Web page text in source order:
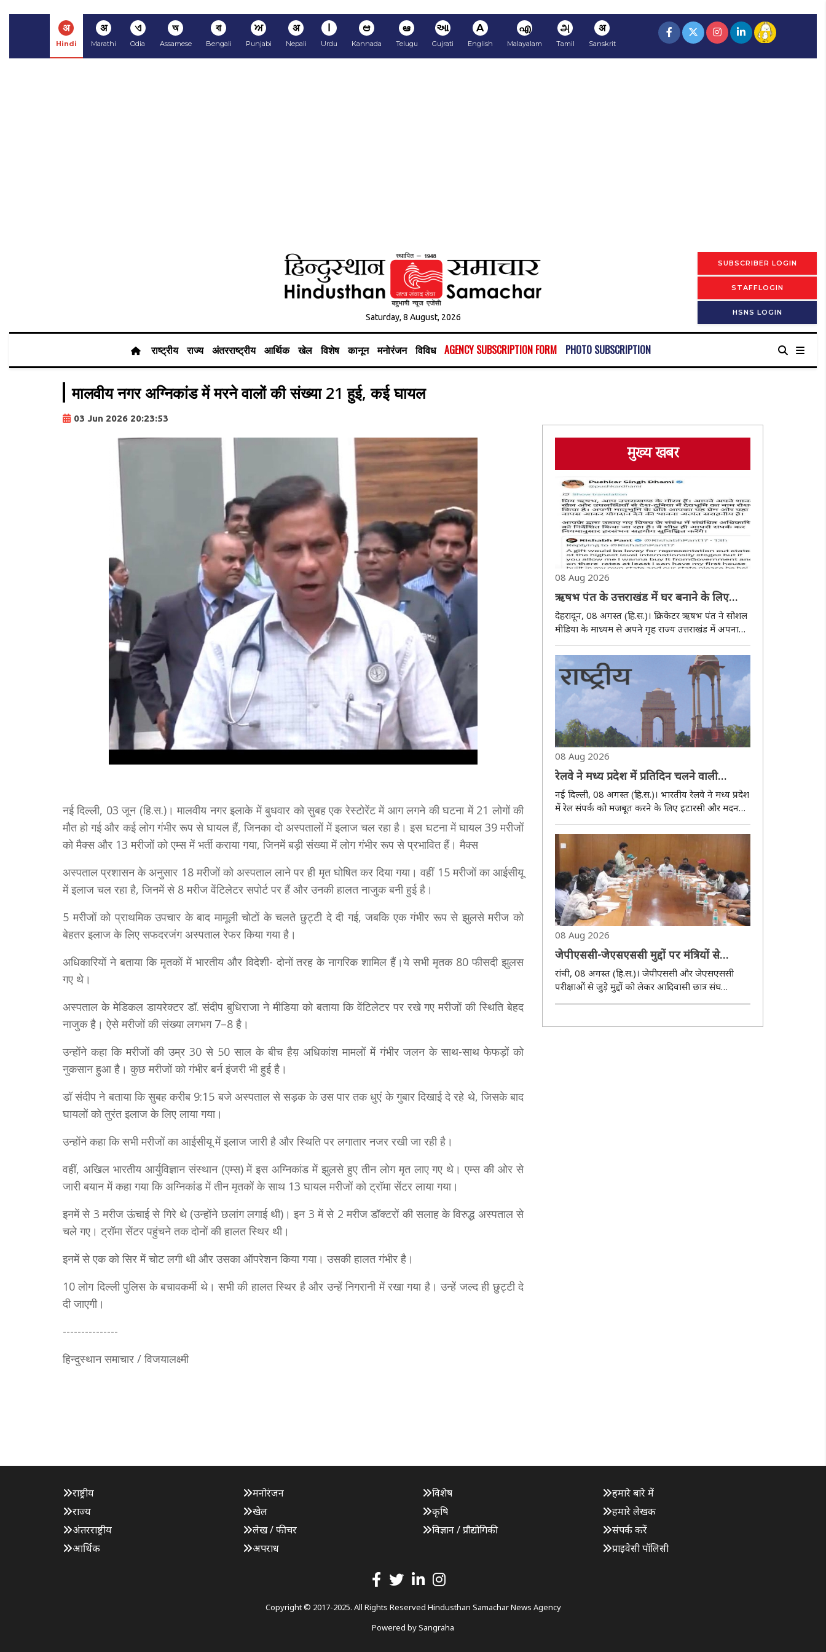
अ
Hindi
अ
Marathi
ଏ
Odia
অ
Assamese
বা
Bengali
ਅ
Punjabi
अ
Nepali
ا
Urdu
ಆ
Kannada
ఆ
Telugu
આ
Gujrati
A
English
എ
Malayalam
அ
Tamil
अ
Sanskrit
Saturday, 8 August, 2026
SUBSCRIBER LOGIN
STAFFLOGIN
HSNS LOGIN
राष्ट्रीय राज्य अंतरराष्ट्रीय आर्थिक खेल विशेष कानून मनोरंजन विविध AGENCY SUBSCRIPTION FORM PHOTO SUBSCRIPTION
मालवीय नगर अग्निकांड में मरने वालों की संख्या 21 हुई, कई घायल
03 Jun 2026 20:23:53
नई दिल्ली, 03 जून (हि.स.)। मालवीय नगर इलाके में बुधवार को सुबह एक रेस्टोरेंट में आग लगने की घटना में 21 लोगों की
मौत हो गई और कई लोग गंभीर रूप से घायल हैं, जिनका दो अस्पतालों में इलाज चल रहा है। इस घटना में घायल 39 मरीजों
को मैक्स और 13 मरीजों को एम्स में भर्ती कराया गया, जिनमें बड़ी संख्या में लोग गंभीर रूप से प्रभावित हैं। मैक्स
अस्पताल प्रशासन के अनुसार 18 मरीजों को अस्पताल लाने पर ही मृत घोषित कर दिया गया। वहीं 15 मरीजों का आईसीयू
में इलाज चल रहा है, जिनमें से 8 मरीज वेंटिलेटर सपोर्ट पर हैं और उनकी हालत नाजुक बनी हुई है।
5 मरीजों को प्राथमिक उपचार के बाद मामूली चोटों के चलते छुट्टी दे दी गई, जबकि एक गंभीर रूप से झुलसे मरीज को
बेहतर इलाज के लिए सफदरजंग अस्पताल रेफर किया गया है।
अधिकारियों ने बताया कि मृतकों में भारतीय और विदेशी- दोनों तरह के नागरिक शामिल हैं।ये सभी मृतक 80 फीसदी झुलस
गए थे।
अस्पताल के मेडिकल डायरेक्टर डॉ. संदीप बुधिराजा ने मीडिया को बताया कि वेंटिलेटर पर रखे गए मरीजों की स्थिति बेहद
नाजुक है। ऐसे मरीजों की संख्या लगभग 7–8 है।
उन्होंने कहा कि मरीजों की उम्र 30 से 50 साल के बीच हैय़ अधिकांश मामलों में गंभीर जलन के साथ-साथ फेफड़ों को
नुकसान हुआ है। कुछ मरीजों को गंभीर बर्न इंजरी भी हुई है।
डॉ संदीप ने बताया कि सुबह करीब 9:15 बजे अस्पताल से सड़क के उस पार तक धुएं के गुबार दिखाई दे रहे थे, जिसके बाद
घायलों को तुरंत इलाज के लिए लाया गया।
उन्होंने कहा कि सभी मरीजों का आईसीयू में इलाज जारी है और स्थिति पर लगातार नजर रखी जा रही है।
वहीं, अखिल भारतीय आर्युविज्ञान संस्थान (एम्स) में इस अग्निकांड में झुलसे हुए तीन लोग मृत लाए गए थे। एम्स की ओर से
जारी बयान में कहा गया कि अग्निकांड में तीन मृतकों के साथ 13 घायल मरीजों को ट्रॉमा सेंटर लाया गया।
इनमें से 3 मरीज ऊंचाई से गिरे थे (उन्होंने छलांग लगाई थी)। इन 3 में से 2 मरीज डॉक्टरों की सलाह के विरुद्ध अस्पताल से
चले गए। ट्रॉमा सेंटर पहुंचने तक दोनों की हालत स्थिर थी।
इनमें से एक को सिर में चोट लगी थी और उसका ऑपरेशन किया गया। उसकी हालत गंभीर है।
10 लोग दिल्ली पुलिस के बचावकर्मी थे। सभी की हालत स्थिर है और उन्हें निगरानी में रखा गया है। उन्हें जल्द ही छुट्टी दे
दी जाएगी।
---------------
हिन्दुस्थान समाचार / विजयालक्ष्मी
मुख्य खबर
08 Aug 2026
ऋषभ पंत के उत्तराखंड में घर बनाने के लिए
मदद मांगने पर धामी ने कहा, हरसंभव सहयोग
मिलेगा
देहरादून, 08 अगस्त (हि.स.)। क्रिकेटर ऋषभ पंत ने सोशल
मीडिया के माध्यम से अपने गृह राज्य उत्तराखंड में अपना
पहला घर बनाने की इच्छा जताते हुए मुख्यमंत्री पुष्कर सिंह
धामी से मदद मांगी है। उनके इस अनुरोध पर मुख्यमंत्री
धामी ने सकारात्मक प्रतिक्रिया ..
08 Aug 2026
रेलवे ने मध्य प्रदेश में प्रतिदिन चलने वाली
इटारसी-मदन महल पैसेंजर सेवा शुरू करने को दी
मंजूरी
नई दिल्ली, 08 अगस्त (हि.स.)। भारतीय रेलवे ने मध्य प्रदेश
में रेल संपर्क को मजबूत करने के लिए इटारसी और मदन
महल के बीच दैनिक पैसेंजर ट्रेन सेवा शुरू करने को मंजूरी
दी है। ट्रेन संख्या 51673/51674 इटारसी-मदन महल
पैसेंजर के संचालन से इटारसी-जबलपुर ..
08 Aug 2026
जेपीएससी-जेएसएससी मुद्दों पर मंत्रियों से
आदिवासी छात्र संघ के प्रतिनिधिमंडल ने की वार्ता
रांची, 08 अगस्त (हि.स.)। जेपीएससी और जेएसएससी
परीक्षाओं से जुड़े मुद्दों को लेकर आदिवासी छात्र संघ
(एसीएस) के प्रतिनिधिमंडल ने शनिवार को मोरहाबादी
साथ वार्ता की। प्रतिनिधिमंडल का नेतृत्व डॉ. ..
राष्ट्रीय
राज्य
अंतरराष्ट्रीय
आर्थिक
मनोरंजन
खेल
लेख / फीचर
अपराध
विशेष
कृषि
विज्ञान / प्रौद्योगिकी
हमारे बारे में
हमारे लेखक
संपर्क करें
प्राइवेसी पॉलिसी
Copyright © 2017-2025. All Rights Reserved Hindusthan Samachar News Agency
Powered bySangraha